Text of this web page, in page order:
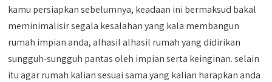
kamu persiapkan sebelumnya, keadaan ini bermaksud bakal
meminimalisir segala kesalahan yang kala membangun
rumah impian anda, alhasil alhasil rumah yang didirikan
sungguh-sungguh pantas oleh impian serta keinginan. selain
itu agar rumah kalian sesuai sama yang kalian harapkan anda